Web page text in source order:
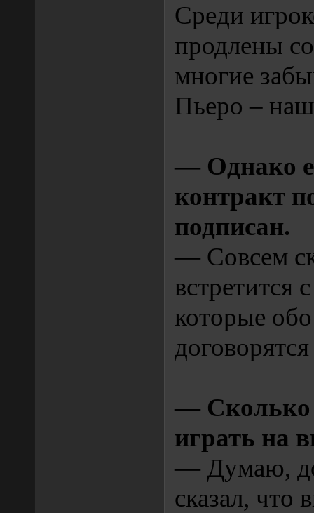
Среди
продлены
многие
Пьеро –
— Однако
контракт
подписан.
— Совсем
встретится
которые
— Сколько
играть на
— Думаю,
сказал, что